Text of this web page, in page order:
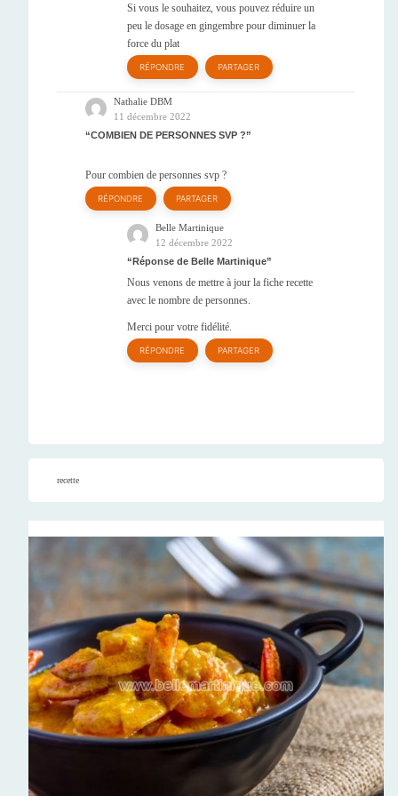
Si vous le souhaitez, vous pouvez réduire un
peu le dosage en gingembre pour diminuer la
force du plat
RÉPONDRE PARTAGER
Nathalie DBM
11 décembre 2022
COMBIEN DE PERSONNES SVP ?
Pour combien de personnes svp ?
RÉPONDRE PARTAGER
Belle Martinique
12 décembre 2022
Réponse de Belle Martinique
Nous venons de mettre à jour la fiche recette
avec le nombre de personnes.
Merci pour votre fidélité.
RÉPONDRE PARTAGER
recette